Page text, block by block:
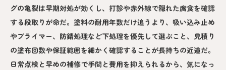
グの亀裂は早期対処が効くし、打診や赤外線で隠れた腐食を確認
する段取りが命だ。塗料の耐用年数だけ追うより、吸い込み止め
やプライマー、防錆処理など下処理を優先して選ぶこと、見積り
の塗布回数や保証範囲を細かく確認することが長持ちの近道だ。
日常点検と早めの補修で手間と費用を抑えられるから、気になっ